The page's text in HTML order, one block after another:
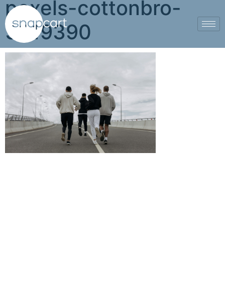
pexels-cottonbro-
5319390